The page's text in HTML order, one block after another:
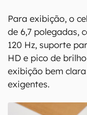
Para exibição, o
de 6,7 polegadas,
120 Hz, suporte
HD e pico de
exibição bem
exigentes.